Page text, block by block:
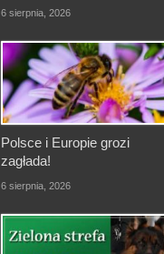
6 sierpnia, 2026
Polsce i Europie grozi
zagłada!
6 sierpnia, 2026